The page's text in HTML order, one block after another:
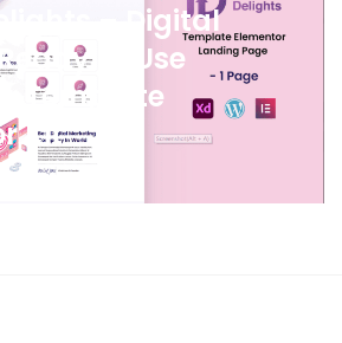
– Digital
to Use
Template
Kit